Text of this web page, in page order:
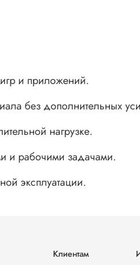
и приложений.
без дополнительных
нагрузке.
и рабочими задачами.
эксплуатации.
Клиентам